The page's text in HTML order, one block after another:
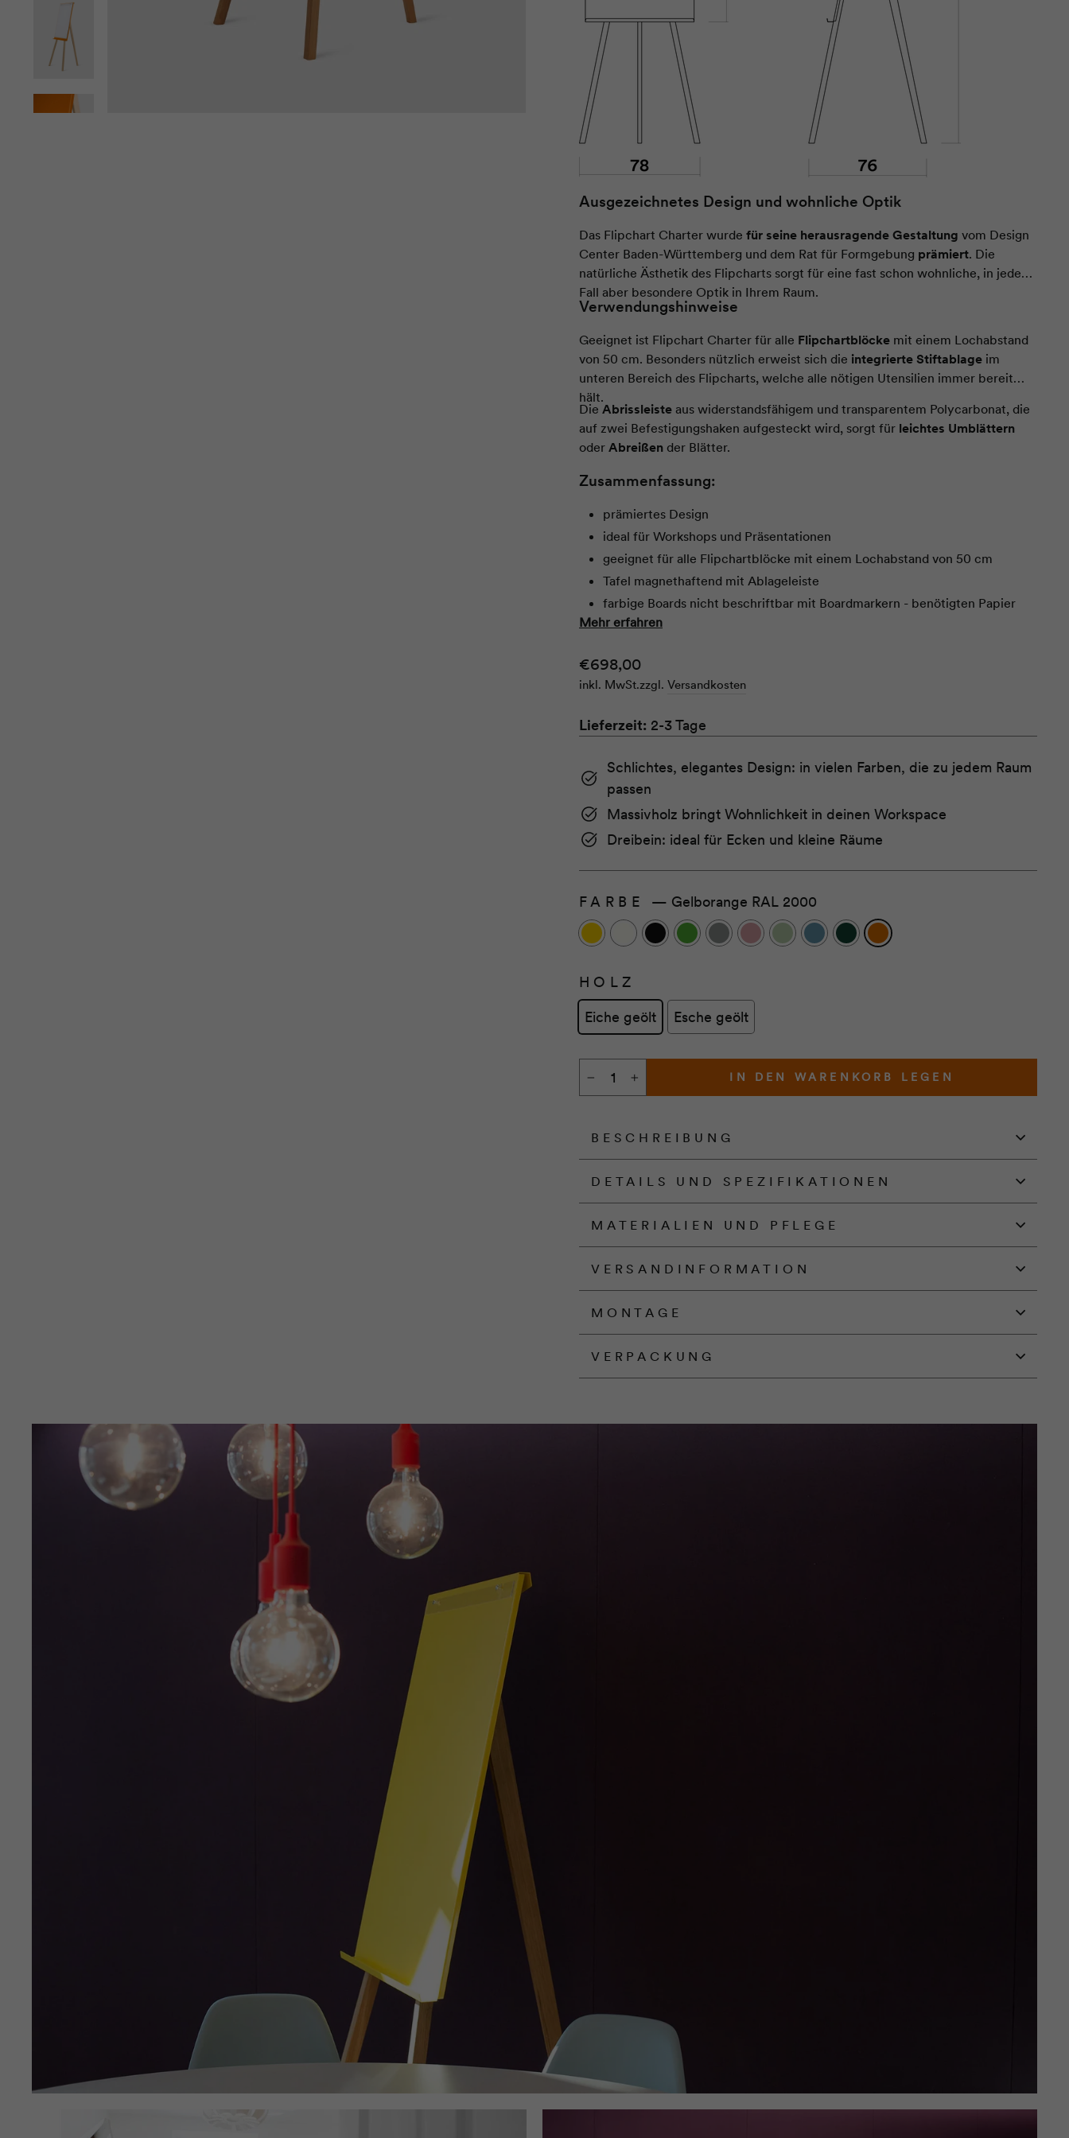
Ausgezeichnetes Design und wohnliche Optik
Das Flipchart Charter wurde für seine herausragende Gestaltung vom Design
Center Baden-Württemberg und dem Rat für Formgebung prämiert. Die
natürliche Ästhetik des Flipcharts sorgt für eine fast schon wohnliche, in jedem
Fall aber besondere Optik in Ihrem Raum.
Verwendungshinweise
Geeignet ist Flipchart Charter für alle Flipchartblöcke mit einem Lochabstand
von 50 cm. Besonders nützlich erweist sich die integrierte Stiftablage im
unteren Bereich des Flipcharts, welche alle nötigen Utensilien immer bereit
hält.
Die Abrissleiste aus widerstandsfähigem und transparentem Polycarbonat, die
auf zwei Befestigungshaken aufgesteckt wird, sorgt für leichtes Umblättern
oder Abreißen der Blätter.
Zusammenfassung:
prämiertes Design
ideal für Workshops und Präsentationen
geeignet für alle Flipchartblöcke mit einem Lochabstand von 50 cm
Tafel magnethaftend mit Ablageleiste
farbige Boards nicht beschriftbar mit Boardmarkern - benötigten Papier
weißes Board direkt beschreibbar mit Whiteboardmarkern
robuste Tafel aus pulverbeschichtetem Stahlblech
stabiles Stativ aus Massivholz in Esche oder Eiche
Mehr erfahren
Normaler
Preis
€698,00
inkl. MwSt.zzgl. Versandkosten
Lieferzeit: 2-3 Tage
Schlichtes, elegantes Design: in vielen Farben, die zu jedem Raum
passen
Massivholz bringt Wohnlichkeit in deinen Workspace
Dreibein: ideal für Ecken und kleine Räume
FARBE — Gelborange RAL 2000
HOLZ
Eiche geölt
Esche geölt
+
IN DEN WARENKORB LEGEN
BESCHREIBUNG
DETAILS UND SPEZIFIKATIONEN
MATERIALIEN UND PFLEGE
VERSANDINFORMATION
MONTAGE
VERPACKUNG